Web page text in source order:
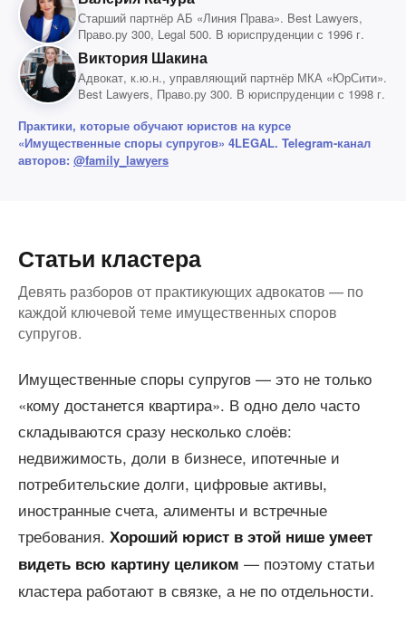
Старший партнёр АБ «Линия Права». Best Lawyers,
Право.ру 300, Legal 500. В юриспруденции с 1996 г.
Виктория Шакина
Адвокат, к.ю.н., управляющий партнёр МКА «ЮрСити».
Best Lawyers, Право.ру 300. В юриспруденции с 1998 г.
Практики, которые обучают юристов на курсе
«Имущественные споры супругов» 4LEGAL. Telegram-канал
авторов: @family_lawyers
Статьи кластера
Девять разборов от практикующих адвокатов — по
каждой ключевой теме имущественных споров
супругов.
Имущественные споры супругов — это не только
«кому достанется квартира». В одно дело часто
складываются сразу несколько слоёв:
недвижимость, доли в бизнесе, ипотечные и
потребительские долги, цифровые активы,
иностранные счета, алименты и встречные
требования. Хороший юрист в этой нише умеет
видеть всю картину целиком — поэтому статьи
кластера работают в связке, а не по отдельности.